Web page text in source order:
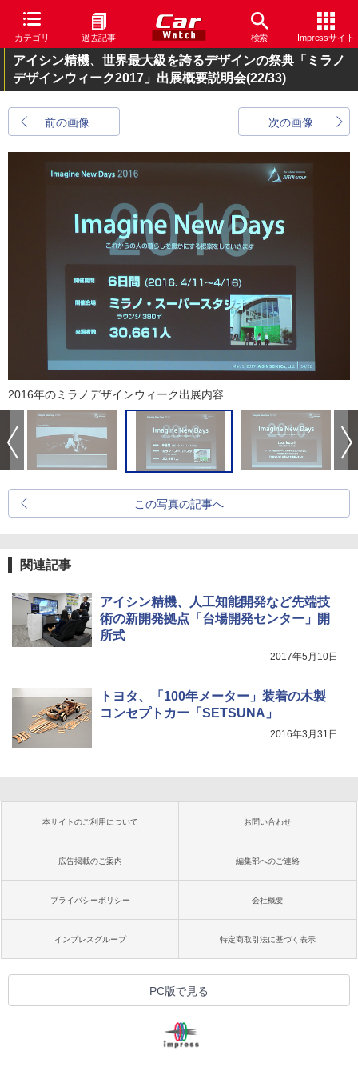
カテゴリ 過去記事 検索 Impressサイト
アイシン精機、世界最大級を誇るデザインの祭典「ミラノ
デザインウィーク2017」出展概要説明会(22/33)
前の画像 次の画像
2016年のミラノデザインウィーク出展内容
この写真の記事へ
関連記事
アイシン精機、人工知能開発など先端技
術の新開発拠点「台場開発センター」開
所式
2017年5月10日
トヨタ、「100年メーター」装着の木製
コンセプトカー「SETSUNA」
2016年3月31日
本サイトのご利用について お問い合わせ
広告掲載のご案内 編集部へのご連絡
プライバシーポリシー 会社概要
インプレスグループ 特定商取引法に基づく表示
PC版で見る